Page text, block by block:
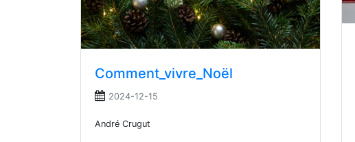
Comment_vivre_Noël
2024-12-15
André Crugut